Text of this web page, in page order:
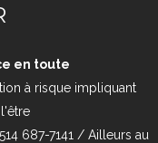
en toute
à risque impliquant
687-7141 / Ailleurs au